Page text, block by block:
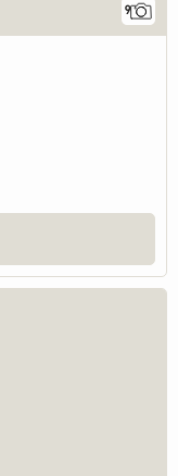
9